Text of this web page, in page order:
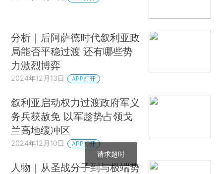
分析｜后阿萨德时代叙利亚政
局能否平稳过渡 还有哪些势
力激烈博弈
2024年12月13日 APP打开
叙利亚启动权力过渡政府军义
务兵获赦免 以军趁势占领戈
兰高地缓冲区
2024年12月10日 APP打开
人物｜从圣战分子到与极端势
请求超时